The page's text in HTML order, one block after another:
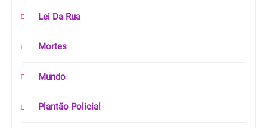
Lei Da Rua
Mortes
Mundo
Plantão Policial